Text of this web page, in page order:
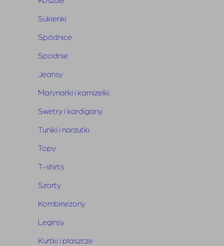
Sukienki
Spódnice
Spodnie
Jeansy
Marynarki i kamizelki
Swetry i kardigany
Tuniki i narzutki
Topy
T-shirts
Szorty
Kombinezony
Leginsy
Kurtki i płaszcze
Skład:82% wiskoza, 10% poliester, 8% wełna